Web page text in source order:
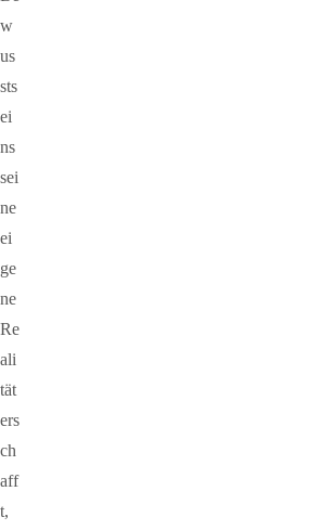
w
us
sts
ei
ns
sei
ne
ei
ge
ne
Re
ali
tät
ers
ch
aff
t,